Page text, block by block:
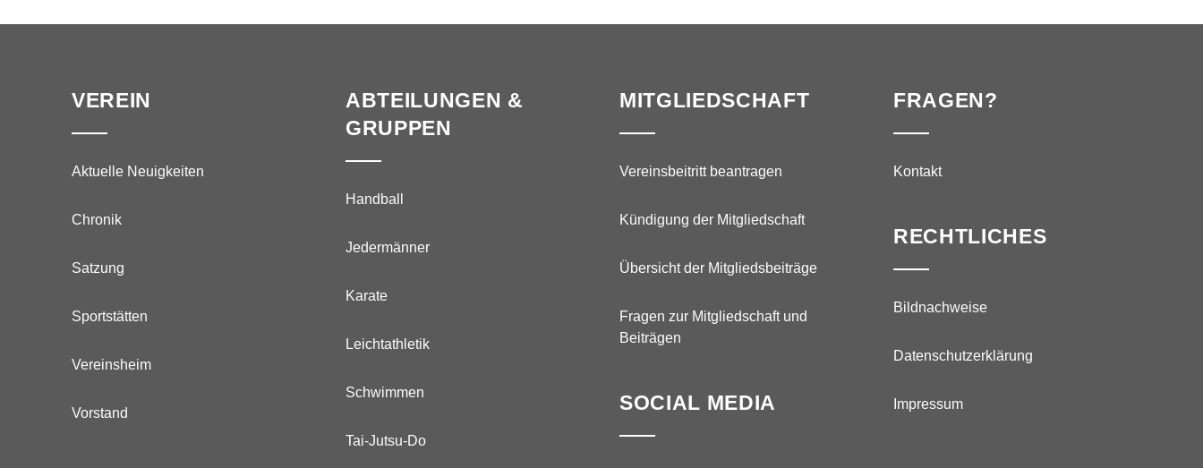
VEREIN
Aktuelle Neuigkeiten
Chronik
Satzung
Sportstätten
Vereinsheim
Vorstand
ABTEILUNGEN &
GRUPPEN
Handball
Jedermänner
Karate
Leichtathletik
Schwimmen
Tai-Jutsu-Do
MITGLIEDSCHAFT
Vereinsbeitritt beantragen
Kündigung der Mitgliedschaft
Übersicht der Mitgliedsbeiträge
Fragen zur Mitgliedschaft und
Beiträgen
SOCIAL MEDIA
FRAGEN?
Kontakt
RECHTLICHES
Bildnachweise
Datenschutzerklärung
Impressum